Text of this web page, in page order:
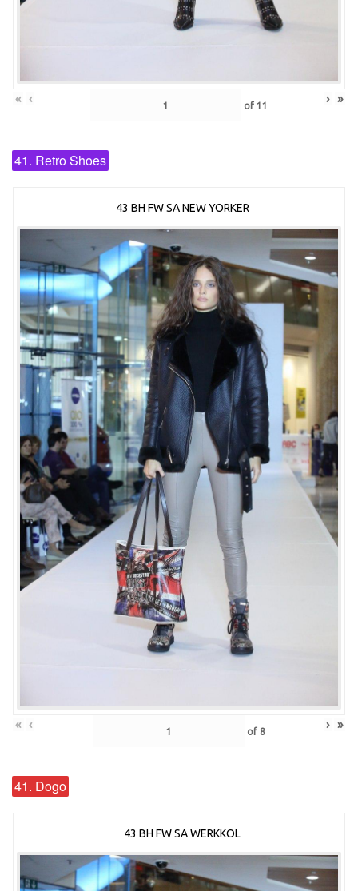
« ‹ of 11 › »
41. Retro Shoes
43 BH FW SA NEW YORKER
« ‹ of 8 › »
41. Dogo
43 BH FW SA WERKKOL